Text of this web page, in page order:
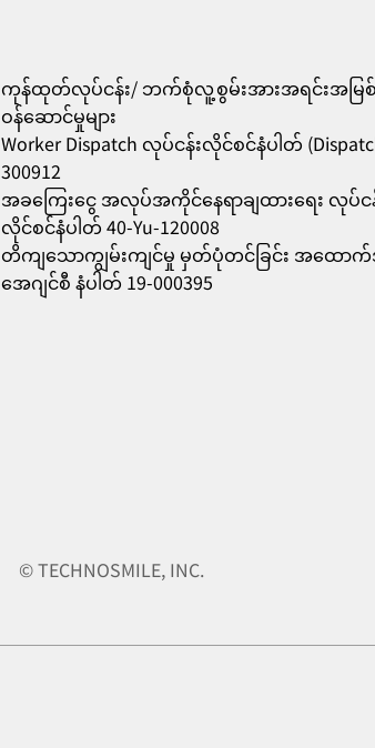
ကုန်ထုတ်လုပ်ငန်း/ ဘက်စုံလူ့စွမ်းအားအရင်းအမြစ်
ဝန်ဆောင်မှုများ
Worker Dispatch လုပ်ငန်းလိုင်စင်နံပါတ်
300912
အခကြေးငွေ အလုပ်အကိုင်နေရာချထားရေး လုပ်င
လိုင်စင်နံပါတ် 40-Yu-120008
တိကျသောကျွမ်းကျင်မှု မှတ်ပုံတင်ခြင်း အထော
အေဂျင်စီ နံပါတ် 19-000395
© TECHNOSMILE, INC.